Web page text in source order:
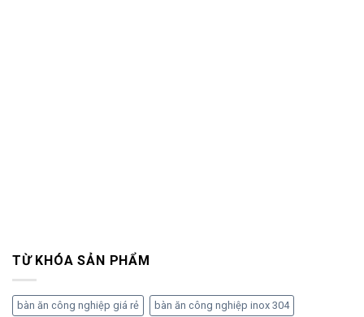
TỪ KHÓA SẢN PHẨM
bàn ăn công nghiệp giá rẻ bàn ăn công nghiệp inox 304